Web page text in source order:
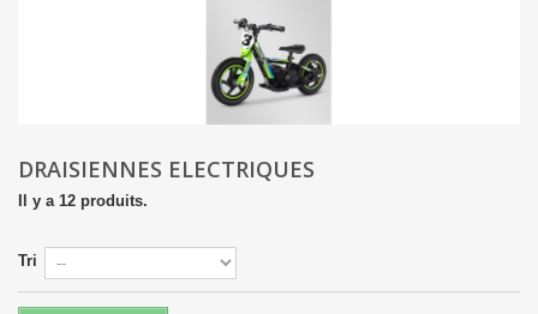
DRAISIENNES ELECTRIQUES
Il y a 12 produits.
Tri